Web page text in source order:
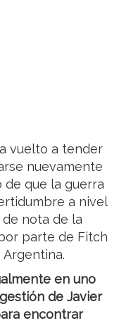
vuelto a tender
nuevamente
que la guerra
a nivel
nota de la
parte de Fitch
en uno
de Javier
encontrar